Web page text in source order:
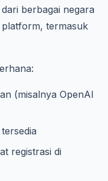
berbagai negara
termasuk
(misalnya OpenAI
registrasi di